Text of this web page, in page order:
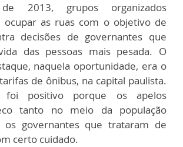
2013, grupos organizados
ocupar as ruas com o objetivo de
decisões de governantes que
das pessoas mais pesada. O
naquela oportunidade, era o
de ônibus, na capital paulista.
foi positivo porque os apelos
tanto no meio da população
os governantes que trataram de
certo cuidado.